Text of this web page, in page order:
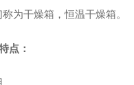
为干燥箱，恒温干燥箱。
点：